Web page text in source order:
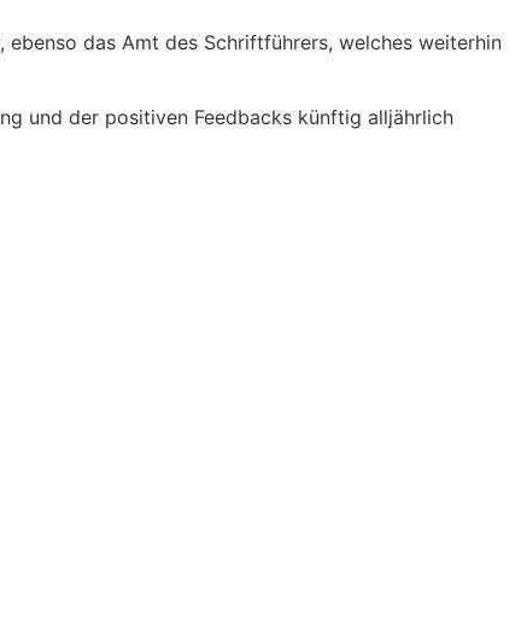
das Amt des Schriftführers, welches weiterhin
und der positiven Feedbacks künftig alljährlich